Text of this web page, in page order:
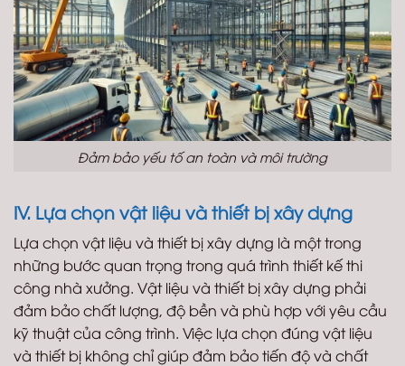
Đảm bảo yếu tố an toàn và môi trường
IV. Lựa chọn vật liệu và thiết bị xây dựng
Lựa chọn vật liệu và thiết bị xây dựng là một trong
những bước quan trọng trong quá trình thiết kế thi
công nhà xưởng. Vật liệu và thiết bị xây dựng phải
đảm bảo chất lượng, độ bền và phù hợp với yêu cầu
kỹ thuật của công trình. Việc lựa chọn đúng vật liệu
và thiết bị không chỉ giúp đảm bảo tiến độ và chất